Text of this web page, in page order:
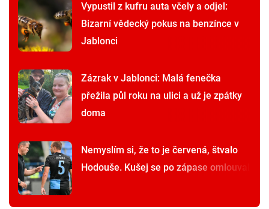
Vypustil z kufru auta včely a odjel:
Bizarní vědecký pokus na benzínce v
Jablonci
Zázrak v Jablonci: Malá fenečka
přežila půl roku na ulici a už je zpátky
doma
Nemyslím si, že to je červená, štvalo
Hodouše. Kušej se po zápase omlouval